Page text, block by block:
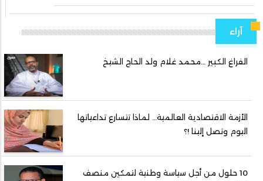
آراء
الفراغ الكبير …محمد غلام ولد الحاج الشيخ
الأزمة الاقتصادية العالمية… لماذا تتسارع تداعياتها
اليوم وتصل إلينا !؟
10 حلول من أجل سياسة وطنية لتمكين منصف